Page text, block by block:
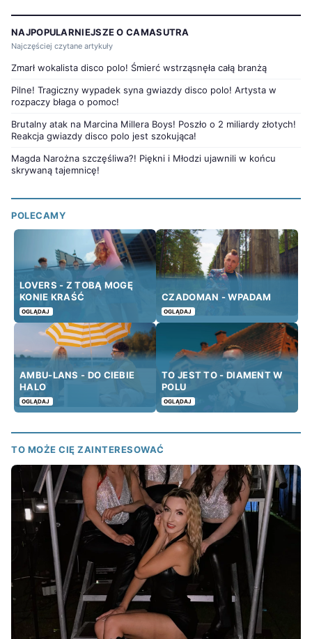
NAJPOPULARNIEJSZE O CAMASUTRA
Najczęściej czytane artykuły
Zmarł wokalista disco polo! Śmierć wstrząsnęła całą branżą
Pilne! Tragiczny wypadek syna gwiazdy disco polo! Artysta w
rozpaczy błaga o pomoc!
Brutalny atak na Marcina Millera Boys! Poszło o 2 miliardy złotych!
Reakcja gwiazdy disco polo jest szokująca!
Magda Narożna szczęśliwa?! Piękni i Młodzi ujawnili w końcu
skrywaną tajemnicę!
POLECAMY
LOVERS - Z TOBĄ MOGĘ
KONIE KRAŚĆ
OGLĄDAJ
CZADOMAN - WPADAM
OGLĄDAJ
AMBU-LANS - DO CIEBIE
HALO
OGLĄDAJ
TO JEST TO - DIAMENT W
POLU
OGLĄDAJ
TO MOŻE CIĘ ZAINTERESOWAĆ